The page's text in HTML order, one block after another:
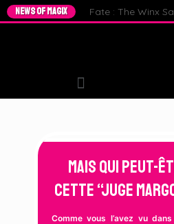
NEWS OF MAGIX Fate : The Winx
Mais qui peut-
cette “Juge
Comme vous l’avez vu dans